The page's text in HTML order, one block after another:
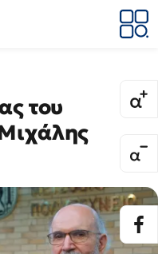
του